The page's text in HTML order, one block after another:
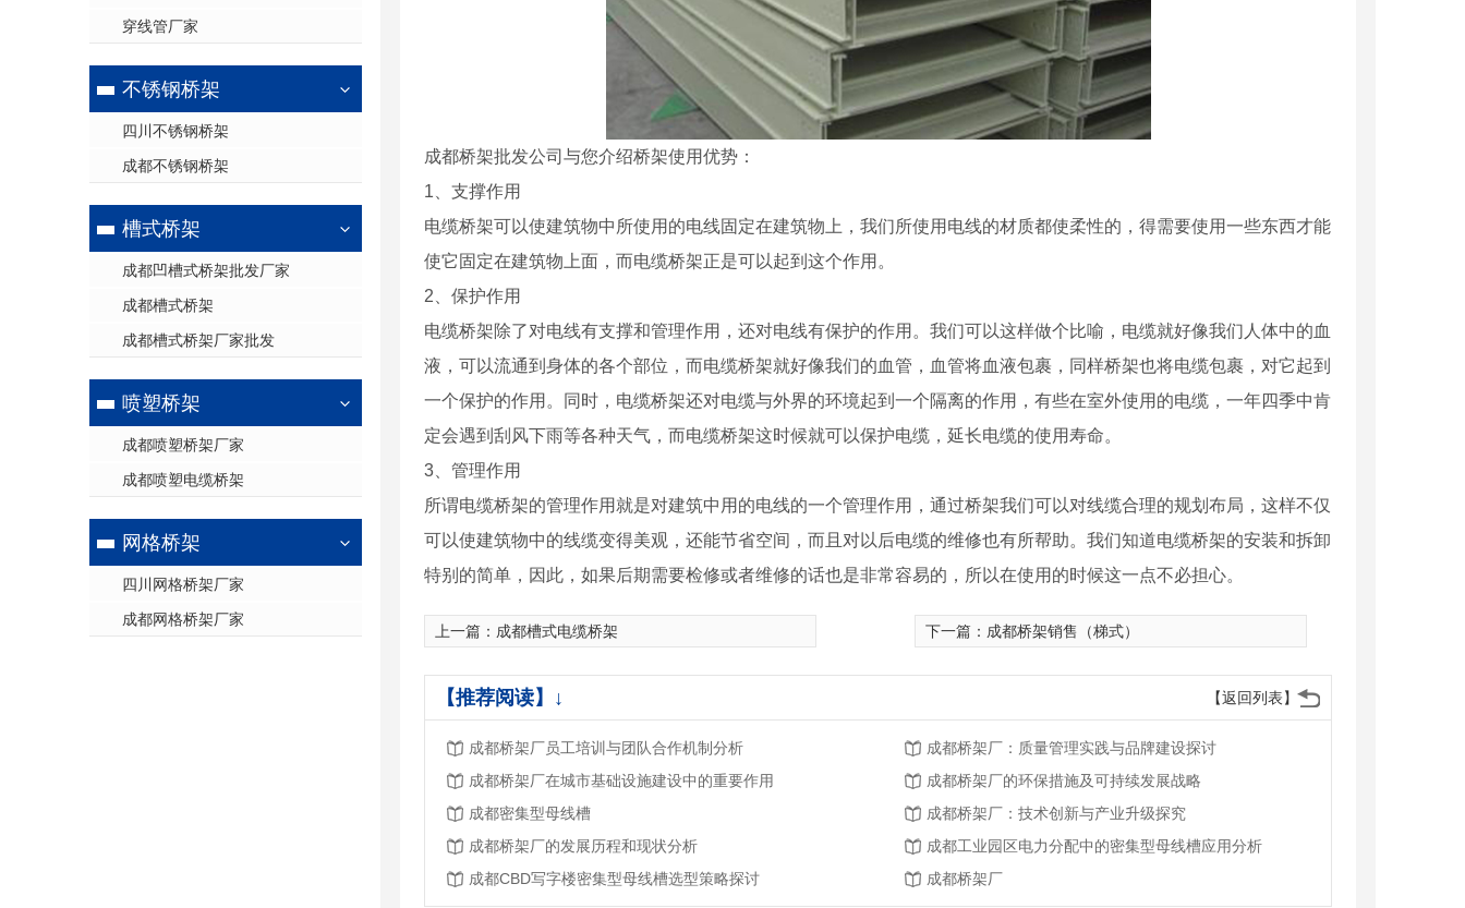
穿线管厂家
不锈钢桥架
四川不锈钢桥架
成都不锈钢桥架
槽式桥架
成都凹槽式桥架批发厂家
成都槽式桥架
成都槽式桥架厂家批发
喷塑桥架
成都喷塑桥架厂家
成都喷塑电缆桥架
网格桥架
四川网格桥架厂家
成都网格桥架厂家
成都桥架批发公司与您介绍桥架使用优势：
1、支撑作用
电缆桥架可以使建筑物中所使用的电线固定在建筑物上，我们所使用电线的材质都使柔性的，得需要使用一些东西才能
使它固定在建筑物上面，而电缆桥架正是可以起到这个作用。
2、保护作用
电缆桥架除了对电线有支撑和管理作用，还对电线有保护的作用。我们可以这样做个比喻，电缆就好像我们人体中的血
液，可以流通到身体的各个部位，而电缆桥架就好像我们的血管，血管将血液包裹，同样桥架也将电缆包裹，对它起到
一个保护的作用。同时，电缆桥架还对电缆与外界的环境起到一个隔离的作用，有些在室外使用的电缆，一年四季中肯
定会遇到刮风下雨等各种天气，而电缆桥架这时候就可以保护电缆，延长电缆的使用寿命。
3、管理作用
所谓电缆桥架的管理作用就是对建筑中用的电线的一个管理作用，通过桥架我们可以对线缆合理的规划布局，这样不仅
可以使建筑物中的线缆变得美观，还能节省空间，而且对以后电缆的维修也有所帮助。我们知道电缆桥架的安装和拆卸
特别的简单，因此，如果后期需要检修或者维修的话也是非常容易的，所以在使用的时候这一点不必担心。
上一篇： 成都槽式电缆桥架 下一篇： 成都桥架销售（梯式）
【返回列表】
【推荐阅读】↓
成都桥架厂员工培训与团队合作机制分析
成都桥架厂：质量管理实践与品牌建设探讨
成都桥架厂在城市基础设施建设中的重要作用
成都桥架厂的环保措施及可持续发展战略
成都密集型母线槽
成都桥架厂：技术创新与产业升级探究
成都桥架厂的发展历程和现状分析
成都工业园区电力分配中的密集型母线槽应用分析
成都CBD写字楼密集型母线槽选型策略探讨
成都桥架厂